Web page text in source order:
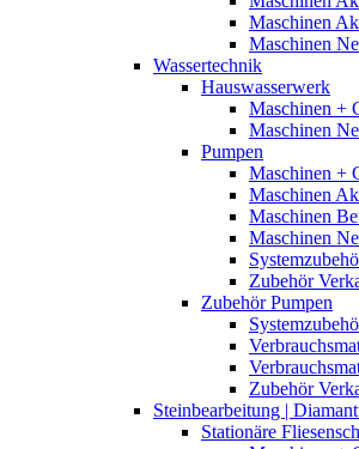
Maschinen
Maschinen
Wassertechnik
Hauswasserwerk
Maschinen +
Maschinen
Pumpen
Maschinen +
Maschinen
Maschinen
Maschinen
Zubehör
Zubehör Pumpen
Zubehör
Steinbearbeitung |
Stationäre